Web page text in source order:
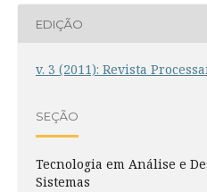
EDIÇÃO
v. 3 (2011): Revista
SEÇÃO
Tecnologia em Análise e
Sistemas